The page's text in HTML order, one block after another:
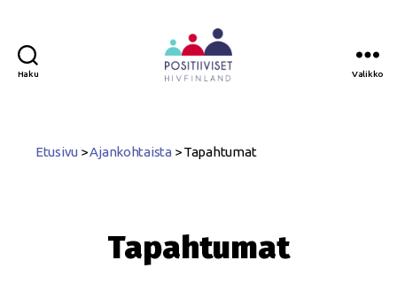
Haku Valikko
Etusivu >Ajankohtaista >Tapahtumat
Tapahtumat